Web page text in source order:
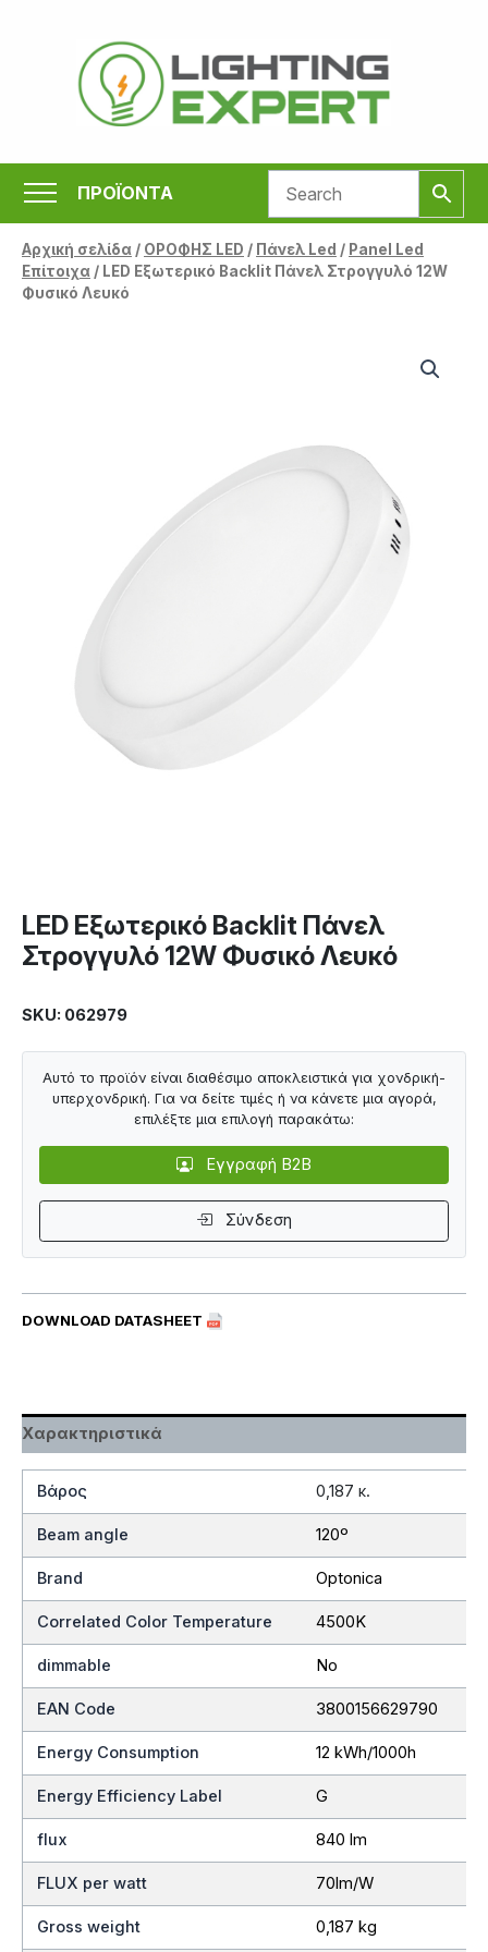
περιεχόμενο
ΠΡΟΪΟΝΤΑ
Αρχική σελίδα/ ΟΡΟΦΗΣ LED / Πάνελ Led / Panel Led
Επίτοιχα/ LED Εξωτερικό Backlit Πάνελ Στρογγυλό 12W
Φυσικό Λευκό
LED Εξωτερικό Backlit Πάνελ
Στρογγυλό 12W Φυσικό Λευκό
SKU: 062979
DOWNLOAD DATASHEET
Αυτό το προϊόν είναι διαθέσιμο αποκλειστικά για χονδρική-
υπερχονδρική. Για να δείτε τιμές ή να κάνετε μια αγορά,
επιλέξτε μια επιλογή παρακάτω:
Εγγραφή B2B
Σύνδεση
Χαρακτηριστικά
Βάρος 0,187 κ.
Beam angle 120º
Brand Optonica
Correlated Color Temperature 4500K
dimmable No
EAN Code 3800156629790
Energy Consumption 12 kWh/1000h
Energy Efficiency Label G
flux 840 lm
FLUX per watt 70lm/W
Gross weight 0,187 kg